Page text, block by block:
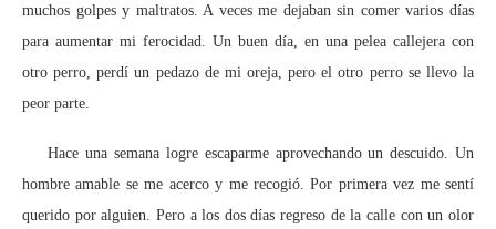
muchos golpes y maltratos. A veces me dejaban sin comer varios días
para aumentar mi ferocidad. Un buen día, en una pelea callejera con
otro perro, perdí un pedazo de mi oreja, pero el otro perro se llevo la
peor parte.
Hace una semana logre escaparme aprovechando un descuido. Un
hombre amable se me acerco y me recogió. Por primera vez me sentí
querido por alguien. Pero a los dos días regreso de la calle con un olor